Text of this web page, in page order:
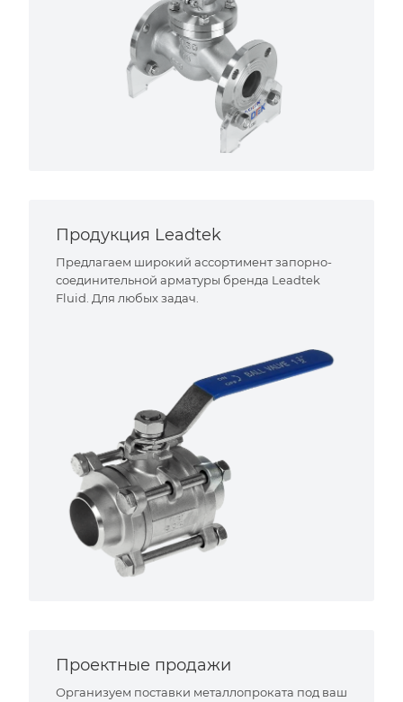
Продукция Leadtek
Предлагаем широкий ассортимент запорно-
соединительной арматуры бренда Leadtek
Fluid. Для любых задач.
Проектные продажи
Организуем поставки металлопроката под ваш